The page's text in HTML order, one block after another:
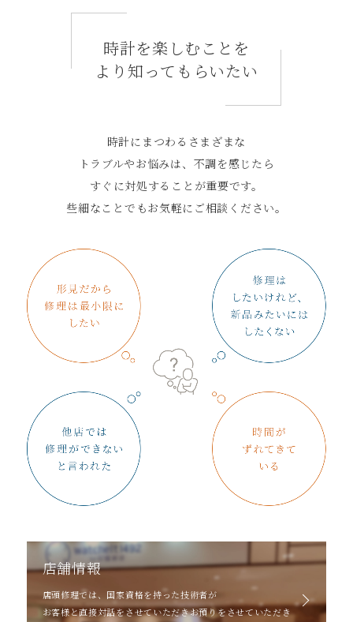
時計を楽しむことを
より知ってもらいたい
時計にまつわるさまざまな
トラブルやお悩みは、不調を感じたら
すぐに対処することが重要です。
些細なことでもお気軽にご相談ください。
店舗情報
店頭修理では、国家資格を持った技術者が
お客様と直接対話をさせていただきお預りをさせていただき